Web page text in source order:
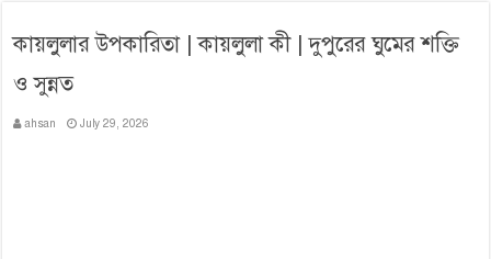
কায়লুলার উপকারিতা | কায়লুলা কী | দুপুরের ঘুমের শক্তি
ও সুন্নত
ahsan July 29, 2026